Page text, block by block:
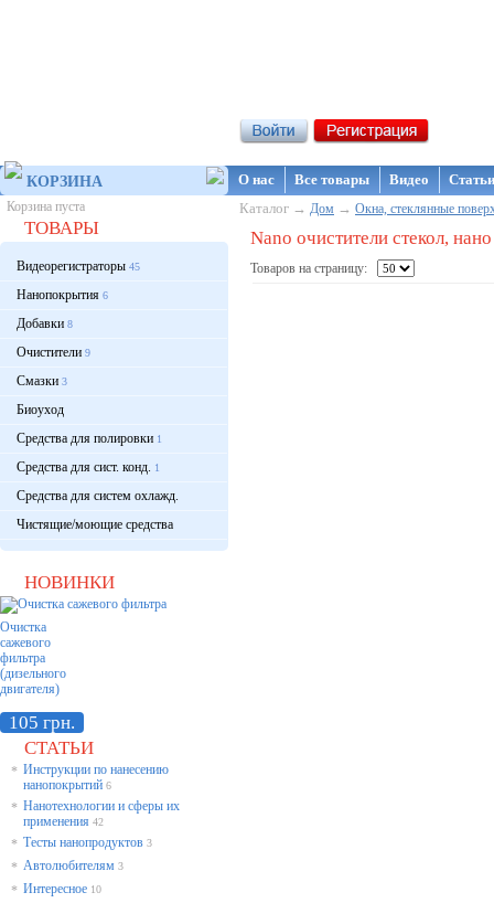
КОРЗИНА
Корзина пуста
ТОВАРЫ
Видеорегистраторы 45
Нанопокрытия 6
Добавки 8
Очистители 9
Смазки 3
Биоуход
Средства для полировки 1
Средства для сист. конд. 1
Средства для систем охлажд.
Чистящие/моющие средства
НОВИНКИ
Очистка
сажевого
фильтра
(дизельного
двигателя)
105 грн.
СТАТЬИ
* Инструкции по нанесению
нанопокрытий 6
* Нанотехнологии и сферы их
применения 42
* Тесты нанопродуктов 3
* Автолюбителям 3
* Интересное 10
О нас Все товары Видео
Каталог → Дом → Окна, стеклянные
Nano очистители стекол,
Товаров на страницу: